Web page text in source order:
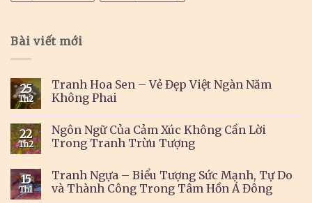
Bài viết mới
25
Th2
Tranh Hoa Sen – Vẻ Đẹp Việt Ngàn Năm
Không Phai
22
Th2
Ngôn Ngữ Của Cảm Xúc Không Cần Lời
Trong Tranh Trừu Tượng
15
Th1
Tranh Ngựa – Biểu Tượng Sức Mạnh, Tự Do
và Thành Công Trong Tâm Hồn Á Đông